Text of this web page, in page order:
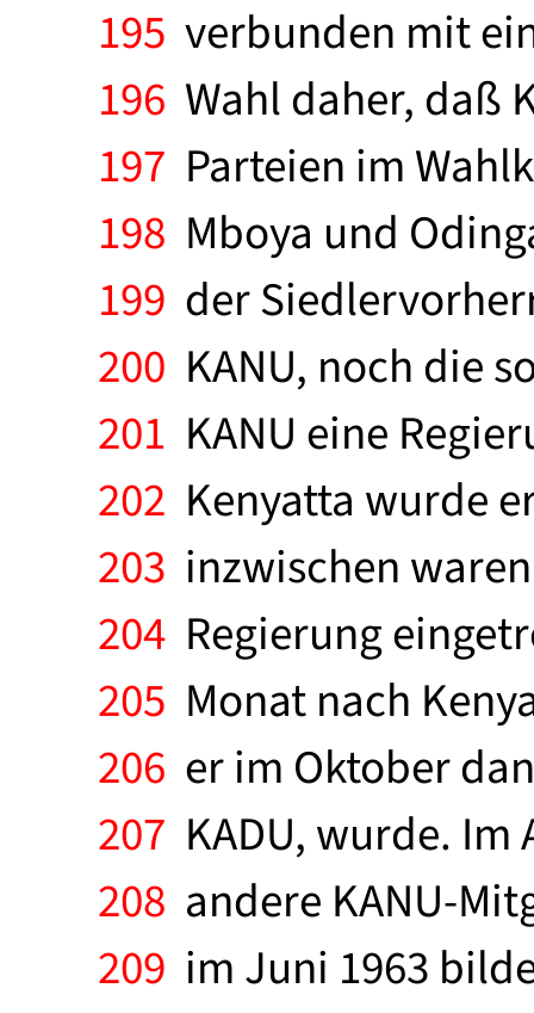
195 verbunden mit
196 Wahl daher, daß
197 Parteien im
198 Mboya und
199 der
200 KANU, noch die
201 KANU eine
202 Kenyatta wurde
203 inzwischen
204 Regierung
205 Monat nach
206 er im Oktober
207 KADU, wurde.
208 andere KANU-
209 im Juni 1963